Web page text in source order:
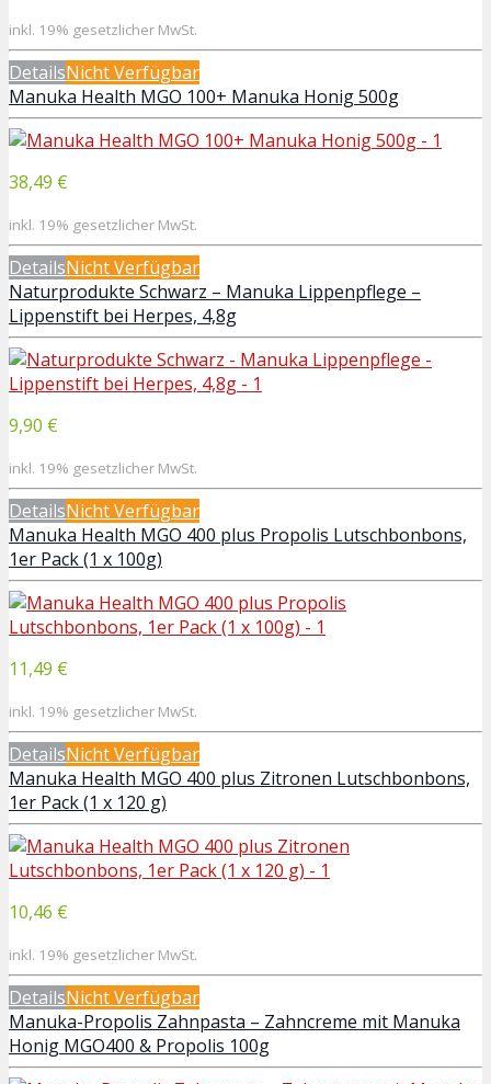
inkl. 19% gesetzlicher MwSt.
DetailsNicht Verfügbar
Manuka Health MGO 100+ Manuka Honig 500g
38,49 €
inkl. 19% gesetzlicher MwSt.
DetailsNicht Verfügbar
Naturprodukte Schwarz – Manuka Lippenpflege –
Lippenstift bei Herpes, 4,8g
9,90 €
inkl. 19% gesetzlicher MwSt.
DetailsNicht Verfügbar
Manuka Health MGO 400 plus Propolis Lutschbonbons,
1er Pack (1 x 100g)
11,49 €
inkl. 19% gesetzlicher MwSt.
DetailsNicht Verfügbar
Manuka Health MGO 400 plus Zitronen Lutschbonbons,
1er Pack (1 x 120 g)
10,46 €
inkl. 19% gesetzlicher MwSt.
DetailsNicht Verfügbar
Manuka-Propolis Zahnpasta – Zahncreme mit Manuka
Honig MGO400 & Propolis 100g